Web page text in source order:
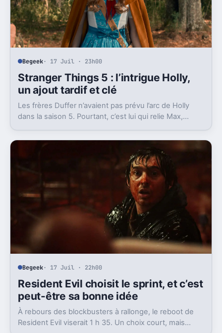
Begeek· 17 Juil · 23h00
Stranger Things 5 : l’intrigue Holly,
un ajout tardif et clé
Les frères Duffer n’avaient pas prévu l’arc de Holly
dans la saison 5. Pourtant, c’est lui qui relie Max,
Begeek· 17 Juil · 22h00
Resident Evil choisit le sprint, et c’est
peut-être sa bonne idée
À rebours des blockbusters à rallonge, le reboot de
Resident Evil viserait 1 h 35. Un choix court, mais